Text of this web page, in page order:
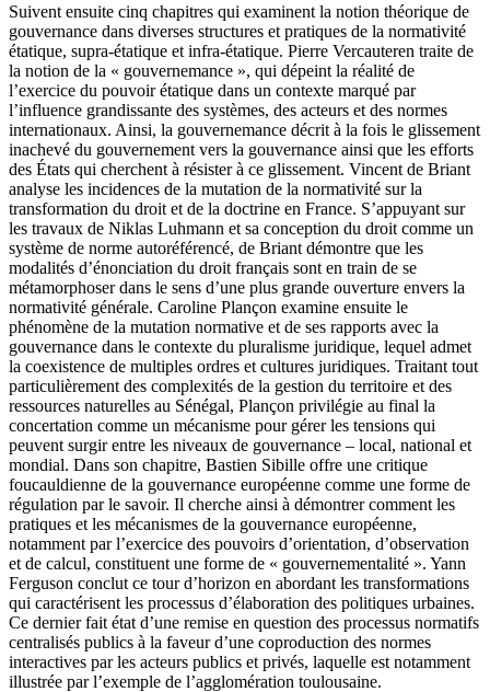
Suivent ensuite cinq chapitres qui examinent la notion théorique de
gouvernance dans diverses structures et pratiques de la normativité
étatique, supra-étatique et infra-étatique. Pierre Vercauteren traite de
la notion de la « gouvernemance », qui dépeint la réalité de
l’exercice du pouvoir étatique dans un contexte marqué par
l’influence grandissante des systèmes, des acteurs et des normes
internationaux. Ainsi, la gouvernemance décrit à la fois le glissement
inachevé du gouvernement vers la gouvernance ainsi que les efforts
des États qui cherchent à résister à ce glissement. Vincent de Briant
analyse les incidences de la mutation de la normativité sur la
transformation du droit et de la doctrine en France. S’appuyant sur
les travaux de Niklas Luhmann et sa conception du droit comme un
système de norme autoréférencé, de Briant démontre que les
modalités d’énonciation du droit français sont en train de se
métamorphoser dans le sens d’une plus grande ouverture envers la
normativité générale. Caroline Plançon examine ensuite le
phénomène de la mutation normative et de ses rapports avec la
gouvernance dans le contexte du pluralisme juridique, lequel admet
la coexistence de multiples ordres et cultures juridiques. Traitant tout
particulièrement des complexités de la gestion du territoire et des
ressources naturelles au Sénégal, Plançon privilégie au final la
concertation comme un mécanisme pour gérer les tensions qui
peuvent surgir entre les niveaux de gouvernance – local, national et
mondial. Dans son chapitre, Bastien Sibille offre une critique
foucauldienne de la gouvernance européenne comme une forme de
régulation par le savoir. Il cherche ainsi à démontrer comment les
pratiques et les mécanismes de la gouvernance européenne,
notamment par l’exercice des pouvoirs d’orientation, d’observation
et de calcul, constituent une forme de « gouvernementalité ». Yann
Ferguson conclut ce tour d’horizon en abordant les transformations
qui caractérisent les processus d’élaboration des politiques urbaines.
Ce dernier fait état d’une remise en question des processus normatifs
centralisés publics à la faveur d’une coproduction des normes
interactives par les acteurs publics et privés, laquelle est notamment
illustrée par l’exemple de l’agglomération toulousaine.